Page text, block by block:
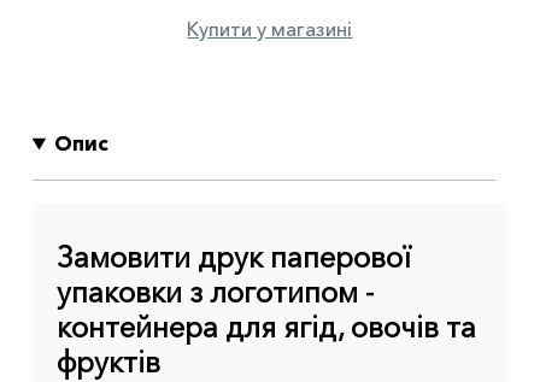
Купити у магазині
Опис
Замовити друк паперової
упаковки з логотипом -
контейнера для ягід, овочів та
фруктів